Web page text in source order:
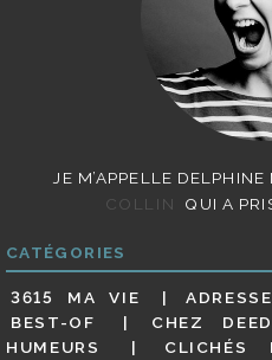
JE M’APPELLE DELPHINE
COLLIN
QUI A
CATÉGORIES
3615 MA VIE
BEST-OF
CHEZ
HUMEURS
CLICHÉS